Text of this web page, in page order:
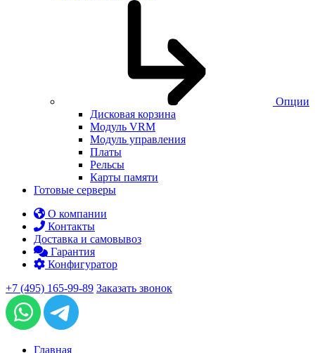
Опции
Дисковая корзина
Модуль VRM
Модуль управления
Платы
Рельсы
Карты памяти
Готовые серверы
О компании
Контакты
Доставка и самовывоз
Гарантия
Конфигуратор
+7 (495) 165-99-89 Заказать звонок
Главная